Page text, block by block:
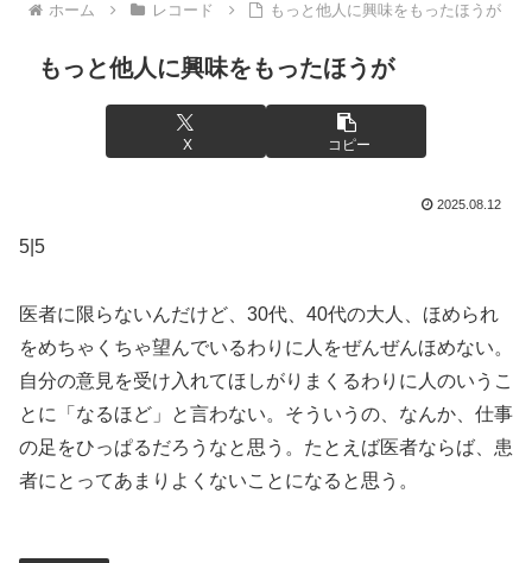
ホーム レコード もっと他人に興味をもったほうが
もっと他人に興味をもったほうが
X コピー
2025.08.12
5|5
医者に限らないんだけど、30代、40代の大人、ほめられ
をめちゃくちゃ望んでいるわりに人をぜんぜんほめない。
自分の意見を受け入れてほしがりまくるわりに人のいうこ
とに「なるほど」と言わない。そういうの、なんか、仕事
の足をひっぱるだろうなと思う。たとえば医者ならば、患
者にとってあまりよくないことになると思う。